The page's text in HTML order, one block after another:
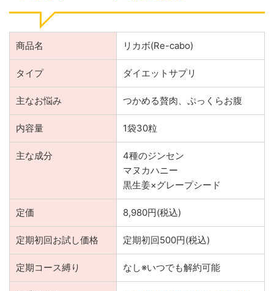
商品名 リカボ(Re-cabo)
タイプ ダイエットサプリ
主なお悩み つかめる贅肉、ぷっくらお腹
内容量 1袋30粒
主な成分
4種のジンセン
マヌカハニー
黒生姜×グレープシード
定価 8,980円(税込)
定期初回お試し価格 定期初回500円(税込)
定期コース縛り なし※いつでも解約可能